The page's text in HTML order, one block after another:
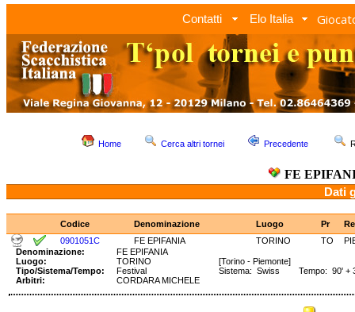
Contatti Elo Italia
Home Cerca altri tornei Precedente
FE
Dati
Codice Denominazione Luogo Pr
0901051C
FE EPIFANIA TORINO TO
Denominazione:
FE EPIFANIA
Luogo:
TORINO
[Torino - Piemonte]
Tipo/Sistema/Tempo:
Festival
Sistema: Swiss Tempo: 90' +
Arbitri:
CORDARA MICHELE